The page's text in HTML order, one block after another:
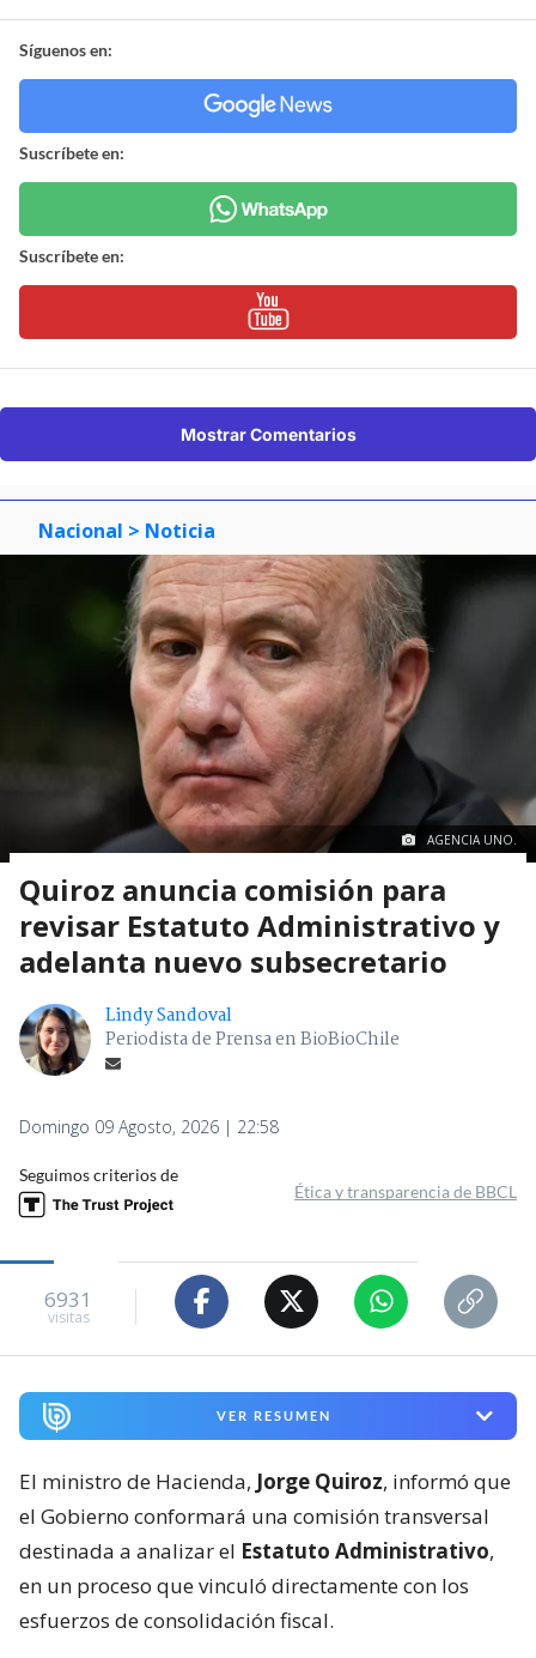
Síguenos en:
Suscríbete en:
Suscríbete en:
Mostrar Comentarios
Nacional > Noticia
AGENCIA UNO.
Quiroz anuncia comisión para
revisar Estatuto Administrativo y
adelanta nuevo subsecretario
Lindy Sandoval
Periodista de Prensa en BioBioChile
Domingo 09 Agosto, 2026 | 22:58
Seguimos criterios de
Ética y transparencia de BBCL
6931
visitas
VER RESUMEN
El ministro de Hacienda, Jorge Quiroz, informó que
el Gobierno conformará una comisión transversal
destinada a analizar el Estatuto Administrativo,
en un proceso que vinculó directamente con los
esfuerzos de consolidación fiscal.